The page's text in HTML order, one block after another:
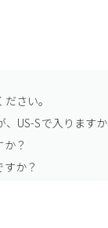
さい。
、US-Sで入りますか
？
か？